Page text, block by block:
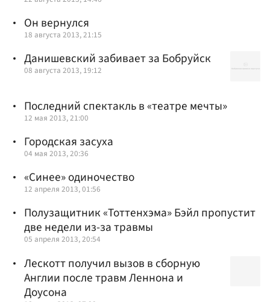
Он вернулся
18 августа 2013, 21:15
Данишевский забивает за Бобруйск
08 августа 2013, 19:12
Последний спектакль в «театре мечты»
12 мая 2013, 21:00
Городская засуха
04 мая 2013, 20:36
«Синее» одиночество
12 апреля 2013, 01:56
Полузащитник «Тоттенхэма» Бэйл пропустит
две недели из-за травмы
05 апреля 2013, 20:54
Лескотт получил вызов в сборную
Англии после травм Леннона и
Доусона